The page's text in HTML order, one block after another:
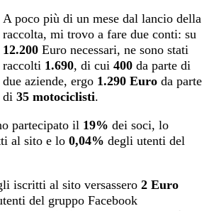
A poco più di un mese dal lancio della
raccolta, mi trovo a fare due conti: su
12.200 Euro necessari, ne sono stati
raccolti 1.690, di cui400 da parte di
due aziende, ergo 1.290 Euro da parte
di35 motociclisti.
partecipato il 19% dei soci, lo
al sito e lo 0,04% degli utenti del
iscritti al sito versassero 2 Euro
del gruppo Facebook